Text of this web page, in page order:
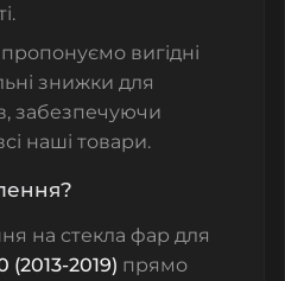
вигідні
знижки для
забезпечуючи
наші товари.
на стекла фар для
(2013-2019) прямо